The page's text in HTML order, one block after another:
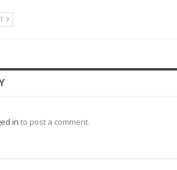
in to post a comment.